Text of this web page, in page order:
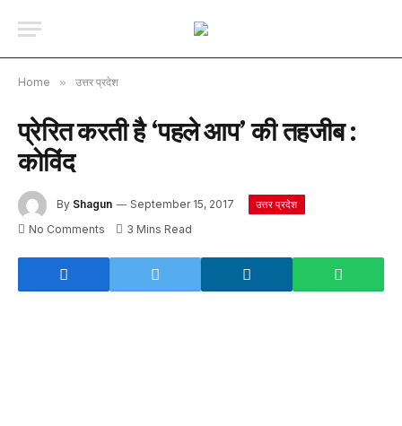
Home » उत्तर प्रदेश
प्रेरित करती है ‘पहले आप’ की तहजीब :
कोविंद
By Shagun September 15, 2017 उत्तर प्रदेश
No Comments 3 Mins Read